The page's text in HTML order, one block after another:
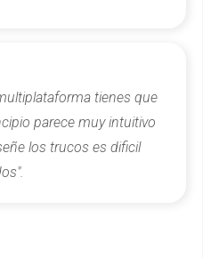
tienes que
parece muy intuitivo
los trucos es dificil